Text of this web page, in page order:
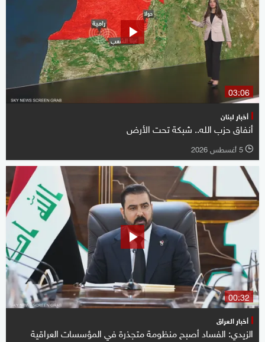
03:06
أخبار لبنان
أنفاق حزب الله.. شبكة تحت الأرض
l 5 أغسطس 2026
00:32
أخبار العراق
الزيدي: الفساد أصبح منظومة متجذرة في المؤسسات العراقية